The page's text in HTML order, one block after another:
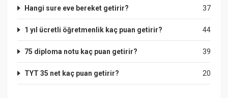
37
Hangi sure eve bereket getirir?
44
1 yıl ücretli öğretmenlik kaç puan getirir?
39
75 diploma notu kaç puan getirir?
20
TYT 35 net kaç puan getirir?